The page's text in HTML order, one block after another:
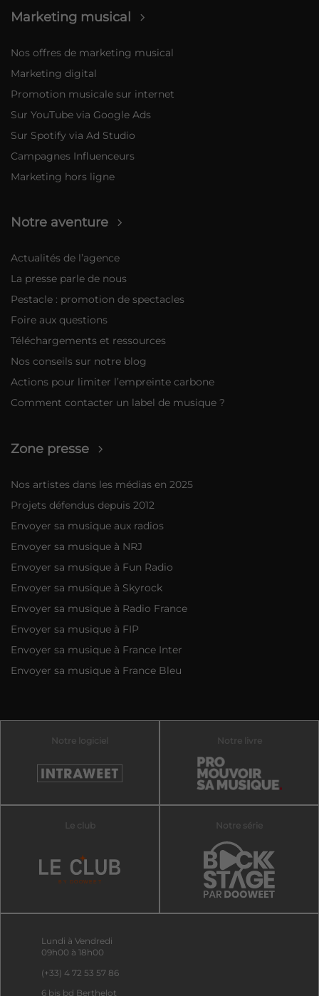
Marketing musical
Nos offres de marketing musical
Marketing digital
Promotion musicale sur internet
Sur YouTube via Google Ads
Sur Spotify via Ad Studio
Campagnes Influenceurs
Marketing hors ligne
Notre aventure
Actualités de l’agence
La presse parle de nous
Pestacle : promotion de spectacles
Foire aux questions
Téléchargements et ressources
Nos conseils sur notre blog
Actions pour limiter l’empreinte carbone
Comment contacter un label de musique ?
Zone presse
Nos artistes dans les médias en 2025
Projets défendus depuis 2012
Envoyer sa musique aux radios
Envoyer sa musique à NRJ
Envoyer sa musique à Fun Radio
Envoyer sa musique à Skyrock
Envoyer sa musique à Radio France
Envoyer sa musique à FIP
Envoyer sa musique à France Inter
Envoyer sa musique à France Bleu
Notre logiciel Notre livre
Le club Notre série
Lundi à Vendredi
09h00 à 18h00
(+33) 4 72 53 57 86
6 bis bd Berthelot